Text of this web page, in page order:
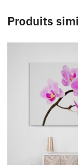
Produits